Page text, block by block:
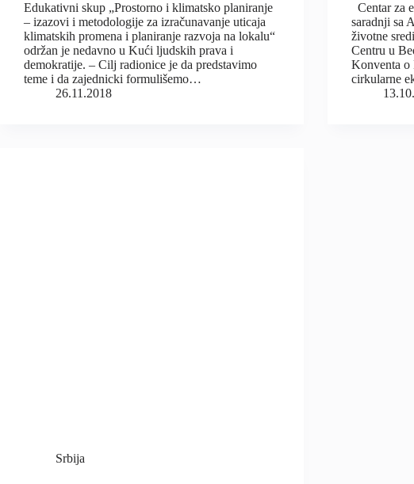
Edukativni skup „Prostorno i klimatsko planiranje
– izazovi i metodologije za izračunavanje uticaja
klimatskih promena i planiranje razvoja na lokalu“
održan je nedavno u Kući ljudskih prava i
demokratije. – Cilj radionice je da predstavimo
teme i da zajednicki formulišemo…
26.11.2018
Centar za
saradnji sa
životne
Centru u
Konventa o
cirkularne
Srbija